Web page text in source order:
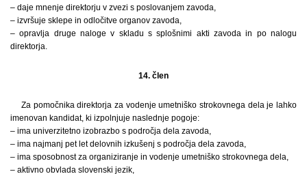
– daje mnenje direktorju v zvezi s poslovanjem zavoda,
– izvršuje sklepe in odločitve organov zavoda,
– opravlja druge naloge v skladu s splošnimi akti zavoda in po nalogu
direktorja.
14. člen
Za pomočnika direktorja za vodenje umetniško strokovnega dela je lahko
imenovan kandidat, ki izpolnjuje naslednje pogoje:
– ima univerzitetno izobrazbo s področja dela zavoda,
– ima najmanj pet let delovnih izkušenj s področja dela zavoda,
– ima sposobnost za organiziranje in vodenje umetniško strokovnega dela,
– aktivno obvlada slovenski jezik,